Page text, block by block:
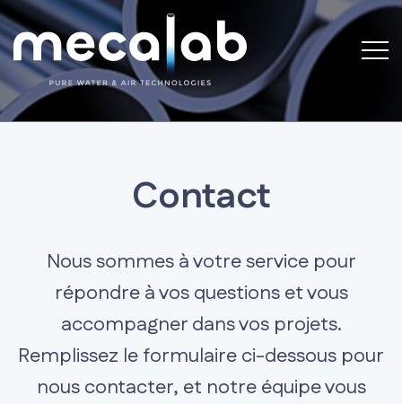
Contact
Nous sommes à votre service pour
répondre à vos questions et vous
accompagner dans vos projets.
Remplissez le formulaire ci-dessous pour
nous contacter, et notre équipe vous